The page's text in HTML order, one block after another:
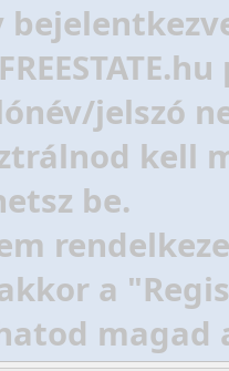
jelszó
kell
be.
a
magad